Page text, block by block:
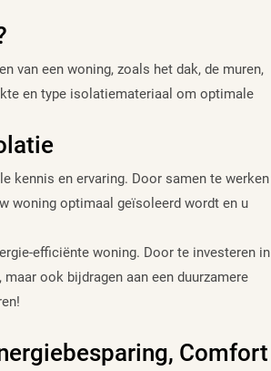
van een woning, zoals het dak, de muren,
en type isolatiemateriaal om optimale
kennis en ervaring. Door samen te werken
woning optimaal geïsoleerd wordt en u
efficiënte woning. Door te investeren in
ook bijdragen aan een duurzamere
Comfort